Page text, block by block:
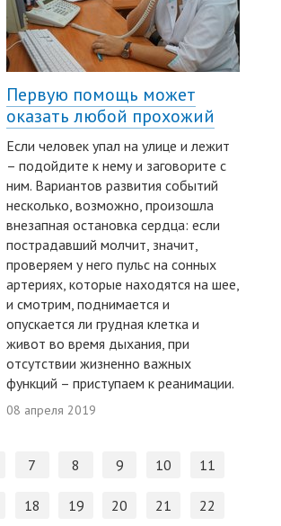
Первую помощь может
оказать любой прохожий
Если человек упал на улице и лежит
– подойдите к нему и заговорите с
ним. Вариантов развития событий
несколько, возможно, произошла
внезапная остановка сердца: если
пострадавший молчит, значит,
проверяем у него пульс на сонных
артериях, которые находятся на шее,
и смотрим, поднимается и
опускается ли грудная клетка и
живот во время дыхания, при
отсутствии жизненно важных
функций – приступаем к реанимации.
08 апреля 2019
7 8 9 10 11
18 19 20 21 22